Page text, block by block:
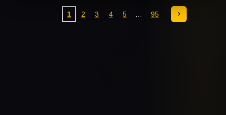
1 2 3 4 5 95